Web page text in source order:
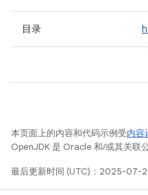
目录
本页面上的内容和代码示例受内容
OpenJDK 是 Oracle 和/或其关联
最后更新时间 (UTC)：2025-07-